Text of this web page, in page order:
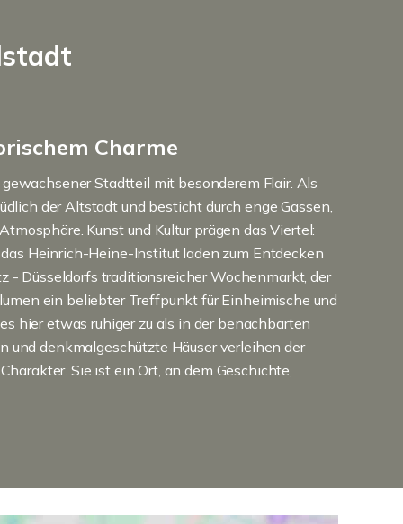
Charme
Stadtteil mit besonderem Flair. Als
der Altstadt und besticht durch enge Gassen,
Kunst und Kultur prägen das Viertel:
Heinrich-Heine-Institut laden zum Entdecken
- Düsseldorfs traditionsreicher Wochenmarkt, der
ein beliebter Treffpunkt für Einheimische und
hier etwas ruhiger zu als in der benachbarten
und denkmalgeschützte Häuser verleihen der
Sie ist ein Ort, an dem Geschichte,